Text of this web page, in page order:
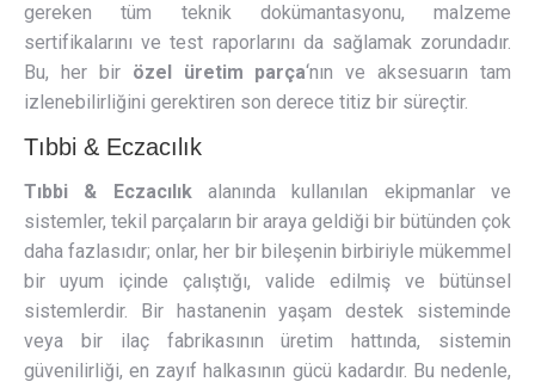
gereken tüm teknik dokümantasyonu, malzeme
sertifikalarını ve test raporlarını da sağlamak zorundadır.
Bu, her bir özel üretim parça‘nın ve aksesuarın tam
izlenebilirliğini gerektiren son derece titiz bir süreçtir.
Tıbbi & Eczacılık
Tıbbi & Eczacılıkalanında kullanılan ekipmanlar ve
sistemler, tekil parçaların bir araya geldiği bir bütünden çok
daha fazlasıdır; onlar, her bir bileşenin birbiriyle mükemmel
bir uyum içinde çalıştığı, valide edilmiş ve bütünsel
sistemlerdir. Bir hastanenin yaşam destek sisteminde
veya bir ilaç fabrikasının üretim hattında, sistemin
güvenilirliği, en zayıf halkasının gücü kadardır. Bu nedenle,